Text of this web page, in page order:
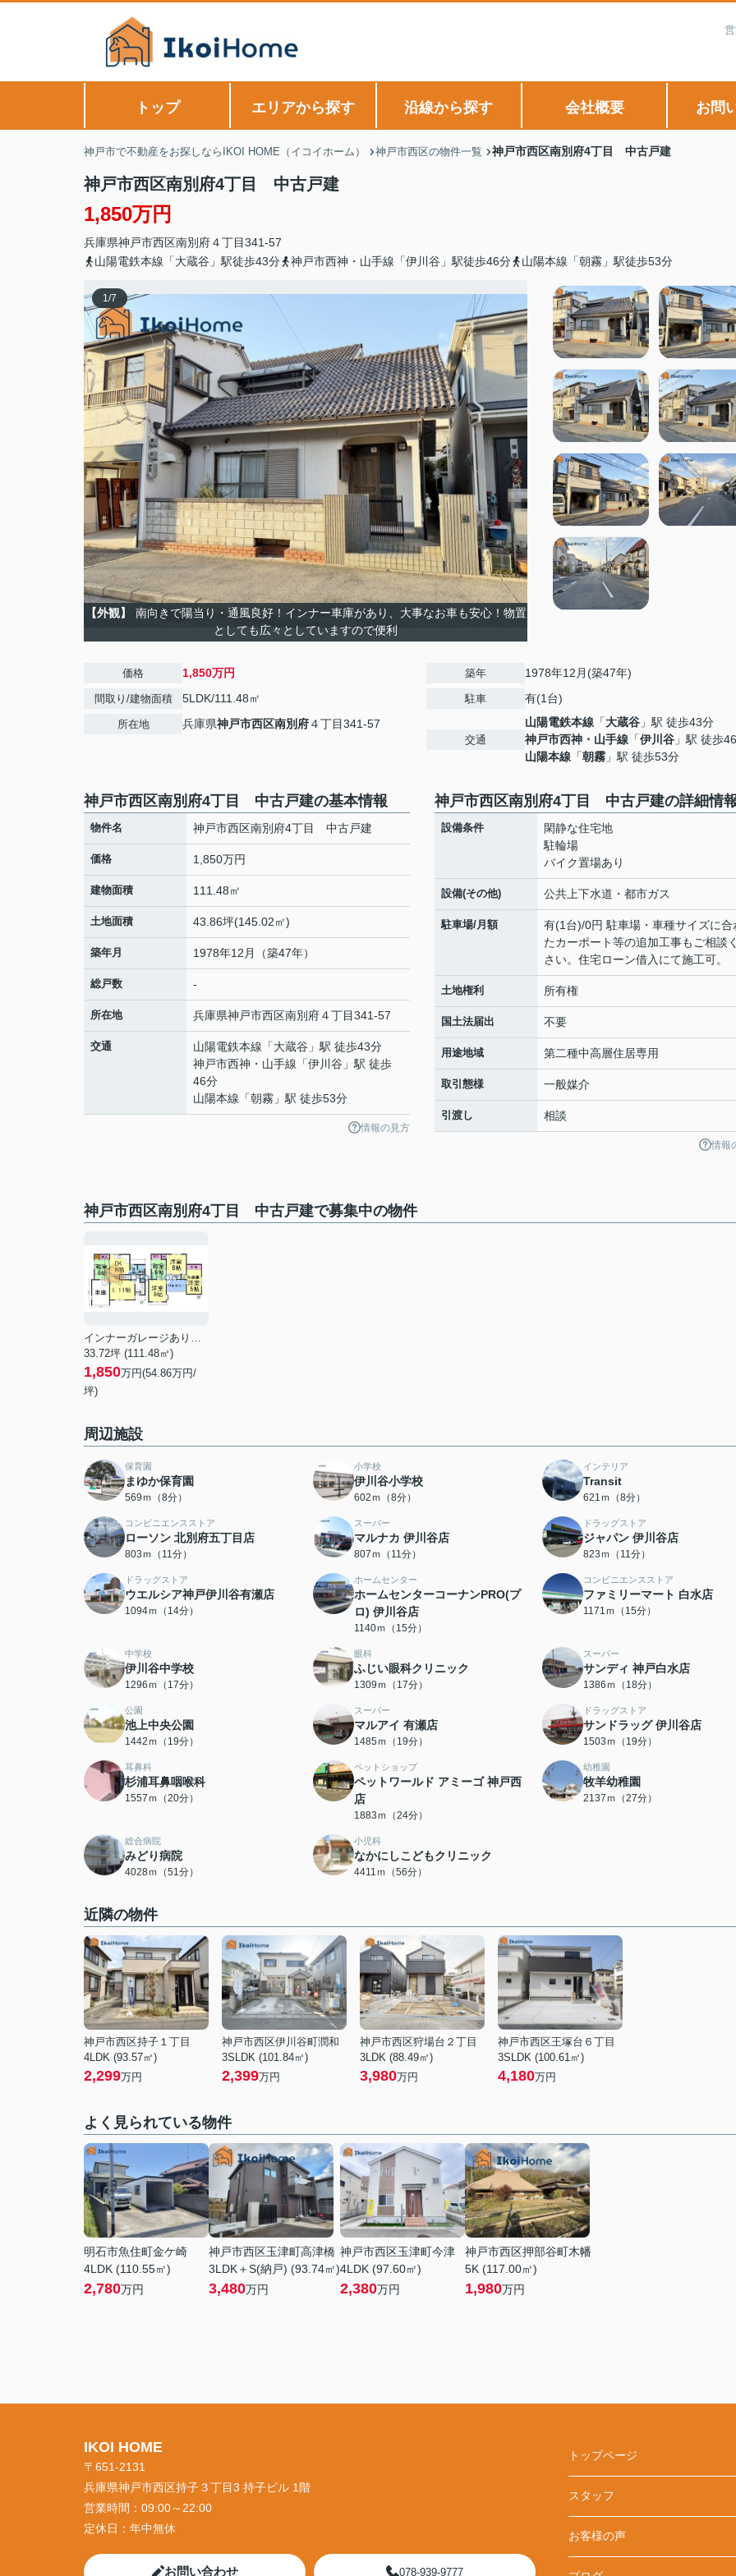
トップ エリアから探す 沿線から探す 会社概要 お問
神戸市で不動産をお探しならIKOI HOME（イコイホーム） 神戸市西区の物件一覧 神戸市西区南別府4丁目 中古戸建
神戸市西区南別府4丁目 中古戸建
1,850万円
兵庫県神戸市西区南別府４丁目341-57
山陽電鉄本線「大蔵谷」駅徒歩43分
神戸市西神・山手線「伊川谷」駅徒歩46分 山陽本線「朝霧」駅徒歩53分
1/7
【外観】
南向きで陽当り・通風良好！インナー車庫があり、大事なお車も安心！物置
としても広々としていますので便利
価格 1,850万円
間取り/建物面積 5LDK/111.48㎡
所在地 兵庫県神戸市西区南別府４丁目341-57
築年 1978年12月(築47年)
駐車 有(1台)
交通
山陽電鉄本線 「大蔵谷 」駅 徒歩43分
神戸市西神・山手線 「伊川谷 」駅 徒歩
山陽本線 「朝霧 」駅 徒歩53分
神戸市西区南別府4丁目 中古戸建の基本情報
物件名 神戸市西区南別府4丁目 中古戸建
価格 1,850万円
建物面積 111.48㎡
土地面積 43.86坪(145.02㎡)
築年月 1978年12月（築47年）
総戸数 -
所在地 兵庫県神戸市西区南別府４丁目341-57
交通 山陽電鉄本線 「大蔵谷 」駅 徒歩43分
神戸市西神・山手線 「伊川谷 」駅 徒歩
46分
山陽本線 「朝霧 」駅 徒歩53分
情報の見方
神戸市西区南別府4丁目 中古戸建の詳細情
設備条件
閑静な住宅地
駐輪場
バイク置場あり
設備(その他) 公共上下水道・都市ガス
駐車場/月額
有(1台)/0円 駐車場・車種サイズに合
たカーポート等の追加工事もご相談
さい。住宅ローン借入にて施工可。
土地権利 所有権
国土法届出 不要
用途地域 第二種中高層住居専用
取引態様 一般媒介
引渡し 相談
情報
神戸市西区南別府4丁目 中古戸建で募集中の物件
インナーガレージあり！南向き！
33.72坪 (111.48㎡)
1,850万円(54.86万円/
坪)
周辺施設
保育園
まゆか保育園
569ｍ（8分）
小学校
伊川谷小学校
602ｍ（8分）
インテリア
Transit
621ｍ（8分）
コンビニエンスストア
ローソン 北別府五丁目店
803ｍ（11分）
スーパー
マルナカ 伊川谷店
807ｍ（11分）
ドラッグストア
ジャパン 伊川谷店
823ｍ（11分）
ドラッグストア
ウエルシア神戸伊川谷有瀬店
1094ｍ（14分）
ホームセンター
ホームセンターコーナンPRO(プ
ロ) 伊川谷店
1140ｍ（15分）
コンビニエンスストア
ファミリーマート 白水店
1171ｍ（15分）
中学校
伊川谷中学校
1296ｍ（17分）
眼科
ふじい眼科クリニック
1309ｍ（17分）
スーパー
サンディ 神戸白水店
1386ｍ（18分）
公園
池上中央公園
1442ｍ（19分）
スーパー
マルアイ 有瀬店
1485ｍ（19分）
ドラッグストア
サンドラッグ 伊川谷店
1503ｍ（19分）
耳鼻科
杉浦耳鼻咽喉科
1557ｍ（20分）
ペットショップ
ペットワールド アミーゴ 神戸西
店
1883ｍ（24分）
幼稚園
牧羊幼稚園
2137ｍ（27分）
総合病院
みどり病院
4028ｍ（51分）
小児科
なかにしこどもクリニック
4411ｍ（56分）
近隣の物件
神戸市西区持子１丁目
4LDK (93.57㎡)
2,299万円
神戸市西区伊川谷町潤和
3SLDK (101.84㎡)
2,399万円
神戸市西区狩場台２丁目
3LDK (88.49㎡)
3,980万円
神戸市西区王塚台６丁目
3SLDK (100.61㎡)
4,180万円
よく見られている物件
明石市魚住町金ケ崎
4LDK (110.55㎡)
2,780万円
神戸市西区玉津町高津橋
3LDK＋S(納戸) (93.74㎡)
3,480万円
神戸市西区玉津町今津
4LDK (97.60㎡)
2,380万円
神戸市西区押部谷町木幡
5K (117.00㎡)
1,980万円
IKOI HOME
〒651-2131
兵庫県神戸市西区持子３丁目3 持子ビル 1階
営業時間： 09:00～22:00
定休日： 年中無休
お問い合わせ 078-939-9777
トップページ
スタッフ
お客様の声